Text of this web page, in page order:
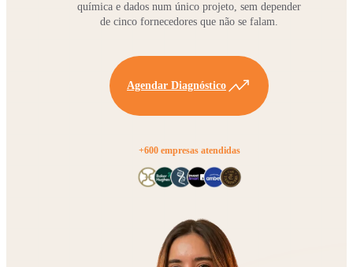
química e dados num único projeto, sem depender
de cinco fornecedores que não se falam.
Agendar Diagnóstico
+600 empresas atendidas